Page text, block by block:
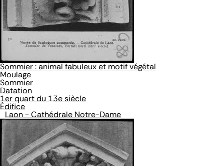
Sommier : animal fabuleux et motif végétal
Moulage
Sommier
Datation
1er quart du 13e siècle
Édifice
Laon - Cathédrale Notre-Dame